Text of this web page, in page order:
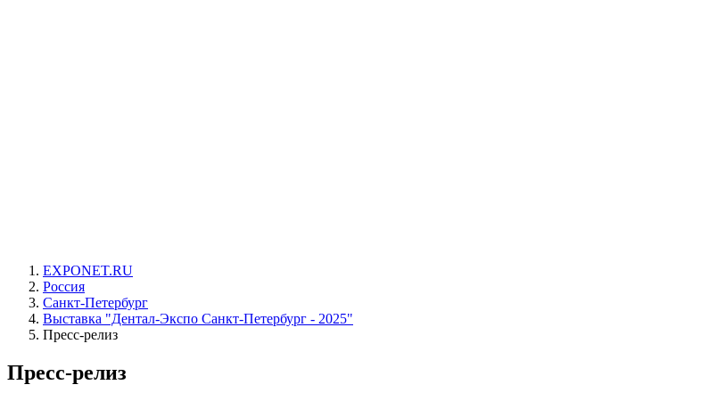
EXPONET.RU
Россия
Санкт-Петербург
Выставка "Дентал-Экспо Санкт-Петербург - 2025"
Пресс-релиз
Пресс-релиз